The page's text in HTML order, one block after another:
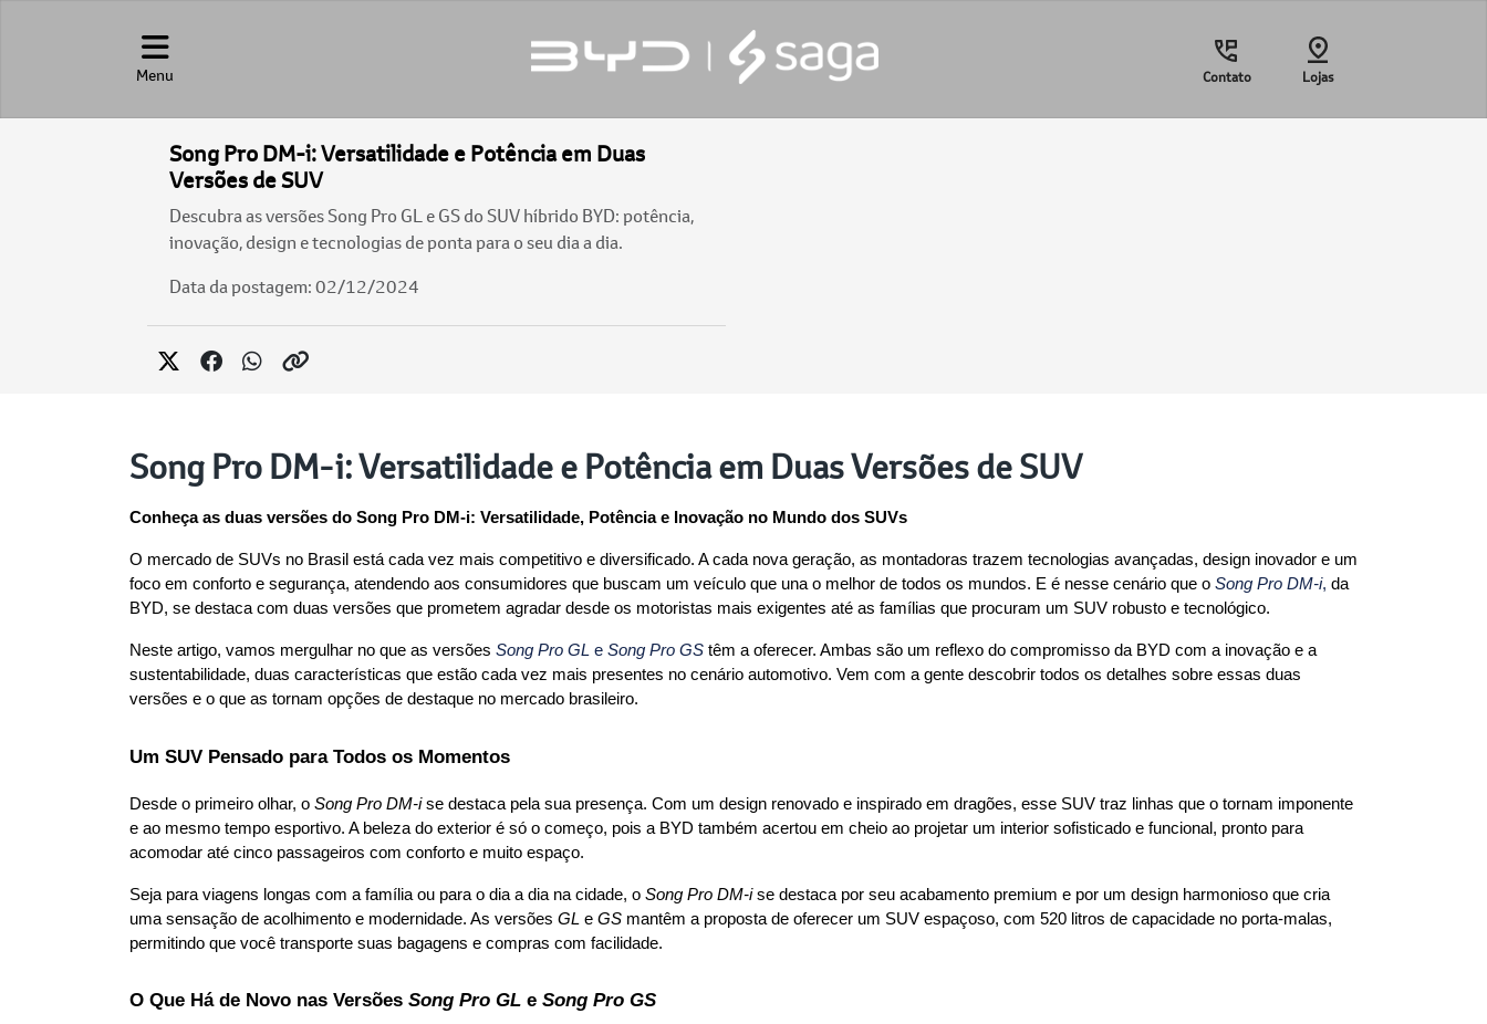
Menu Contato Lojas
Song Pro DM-i: Versatilidade e Potência em Duas
Versões de SUV
Descubra as versões Song Pro GL e GS do SUV híbrido BYD: potência,
inovação, design e tecnologias de ponta para o seu dia a dia.
Data da postagem: 02/12/2024
Song Pro DM-i: Versatilidade e Potência em Duas Versões de SUV
Conheça as duas versões do Song Pro DM-i: Versatilidade, Potência e Inovação no Mundo dos SUVs
O mercado de SUVs no Brasil está cada vez mais competitivo e diversificado. A cada nova geração, as montadoras trazem tecnologias avançadas, design inovador e um
foco em conforto e segurança, atendendo aos consumidores que buscam um veículo que una o melhor de todos os mundos. E é nesse cenário que o Song Pro DM-i, da
BYD, se destaca com duas versões que prometem agradar desde os motoristas mais exigentes até as famílias que procuram um SUV robusto e tecnológico.
Neste artigo, vamos mergulhar no que as versões Song Pro GL e Song Pro GS têm a oferecer. Ambas são um reflexo do compromisso da BYD com a inovação e a
sustentabilidade, duas características que estão cada vez mais presentes no cenário automotivo. Vem com a gente descobrir todos os detalhes sobre essas duas
versões e o que as tornam opções de destaque no mercado brasileiro.
Um SUV Pensado para Todos os Momentos
Desde o primeiro olhar, o Song Pro DM-i se destaca pela sua presença. Com um design renovado e inspirado em dragões, esse SUV traz linhas que o tornam imponente
e ao mesmo tempo esportivo. A beleza do exterior é só o começo, pois a BYD também acertou em cheio ao projetar um interior sofisticado e funcional, pronto para
acomodar até cinco passageiros com conforto e muito espaço.
Seja para viagens longas com a família ou para o dia a dia na cidade, o Song Pro DM-i se destaca por seu acabamento premium e por um design harmonioso que cria
uma sensação de acolhimento e modernidade. As versões GL e GS mantêm a proposta de oferecer um SUV espaçoso, com 520 litros de capacidade no porta-malas,
permitindo que você transporte suas bagagens e compras com facilidade.
O Que Há de Novo nas Versões Song Pro GL e Song Pro GS